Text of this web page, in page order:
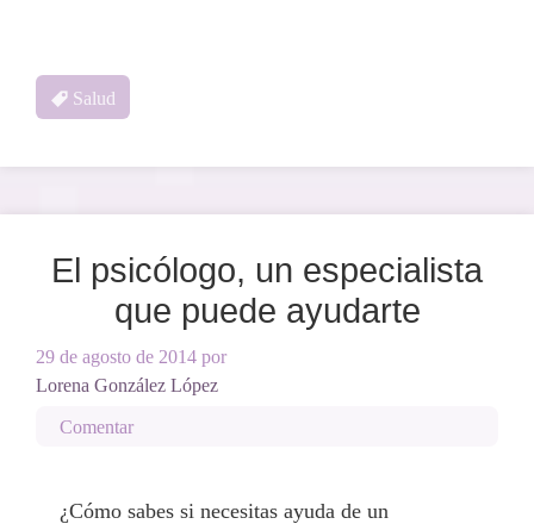
Salud
El psicólogo, un especialista
que puede ayudarte
29 de agosto de 2014 por
Lorena González López
Comentar
¿Cómo sabes si necesitas ayuda de un